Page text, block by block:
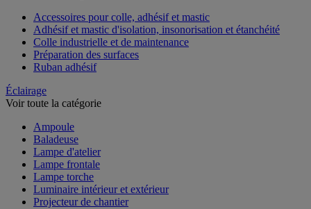
Accessoires pour colle, adhésif et mastic
Adhésif et mastic d'isolation, insonorisation et étanchéité
Colle industrielle et de maintenance
Préparation des surfaces
Ruban adhésif
Éclairage
Voir toute la catégorie
Ampoule
Baladeuse
Lampe d'atelier
Lampe frontale
Lampe torche
Luminaire intérieur et extérieur
Projecteur de chantier